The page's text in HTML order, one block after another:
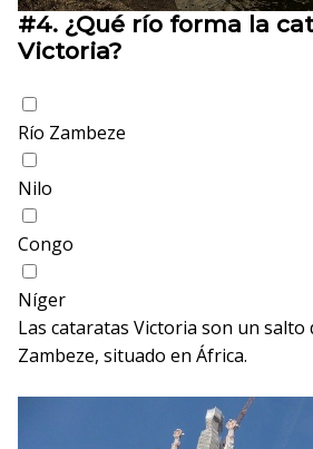
#4. ¿Qué río forma la
Victoria?
Río Zambeze
Nilo
Congo
Níger
Las cataratas Victoria son un salto
Zambeze, situado en África.